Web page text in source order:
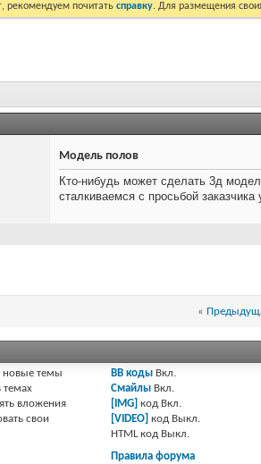
рекомендуем почитать справку. Для размещения
Модель полов
Кто-нибудь может сделать 3д
сталкиваемся с просьбой
«
новые темы
темах
вложения
свои
BB коды Вкл.
Смайлы Вкл.
[IMG] код Вкл.
[VIDEO] код Выкл.
HTML код Выкл.
Правила форума